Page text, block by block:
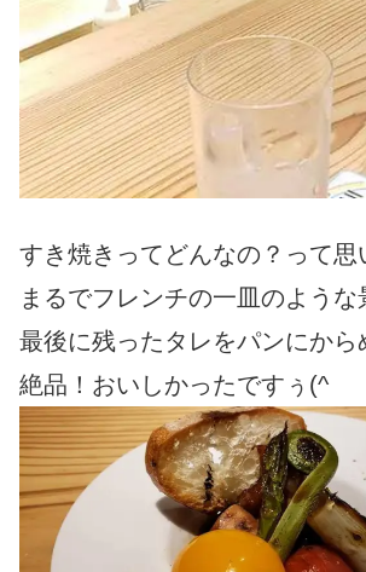
すき焼きってどんなの？って思
まるでフレンチの一皿のような
最後に残ったタレをパンにから
絶品！おいしかったですぅ(^